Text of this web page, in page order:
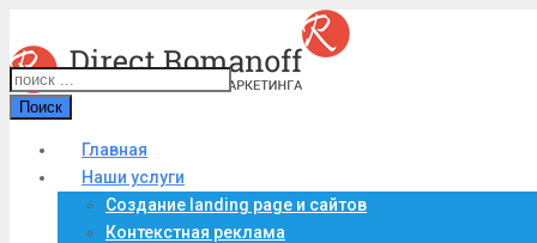
Поиск
Главная
Наши услуги
Создание landing page и сайтов
Контекстная реклама